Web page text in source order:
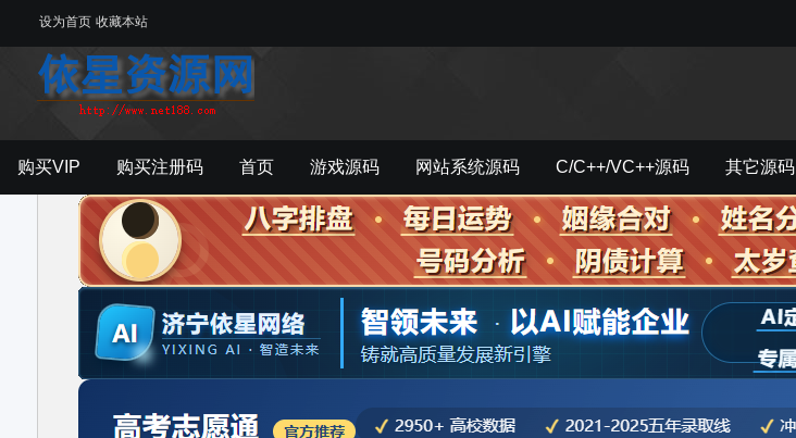
设为首页 收藏本站
购买VIP 购买注册码 首页 游戏源码 网站系统源码 C/C++/VC++源码 其它源码